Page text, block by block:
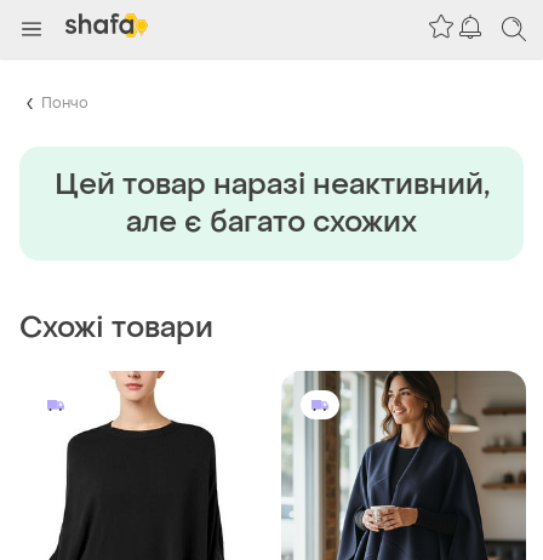
Пончо
Цей товар наразi неактивний,
але є багато схожих
Схожі товари